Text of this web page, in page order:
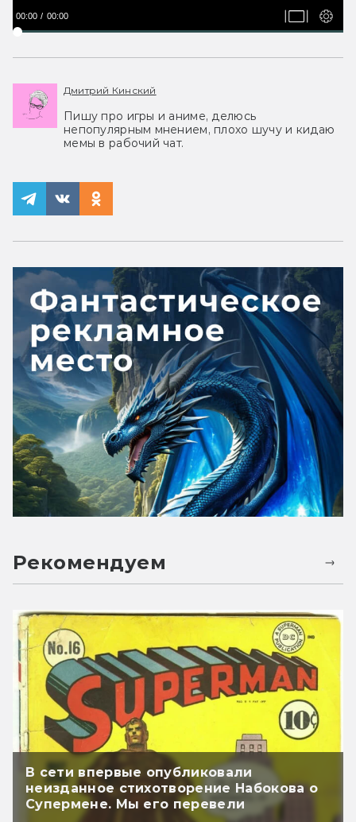
00:00 00:00
Дмитрий Кинский
Пишу про игры и аниме, делюсь
непопулярным мнением, плохо шучу и кидаю
мемы в рабочий чат.
Рекомендуем
В сети впервые опубликовали
неизданное стихотворение Набокова о
Супермене. Мы его перевели